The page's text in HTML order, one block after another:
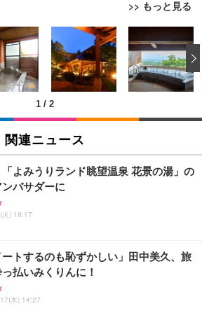
>> もっと見る
オフィスチェア 椅子 テレワーク 疲れな
げ式アームレスト コンパクト 約105度ロッ
pc 事務椅子 360度回転 座面昇降 強化ナイロ
ース 通気性メッシュ 在宅ワーク H-WY01
枠+黒足)
オフィスチェア／デスクチェア メッシ
人間工学 疲れない ブラック
オフィスチェア デスクチェア 疲れない テレ
ェア 強化バックレスト 30度ロッキング機
工学 椅子 腰サポート 90度跳ね上げ式アーム
チェア 通気性メッシュ ゲーミング/勉強/事
しゃれ パソコンチェア (ブラック)
フィスチェア デスクチェア 疲れない テレ
ェア 強化バックレスト 30度ロッキング機
学 椅子 腰サポート 90度跳ね上げ式アーム
ジネス向けプレミアムモニター | FlexScan
WT | 31.5型4K UHD・USB Type-C・ホワ
ネス向けプレミアムモニター | FlexScan
】27"ゲーミングモニター DualSense 充電
き（CFI-ZDM1J）
み品】Dell E2724HS 27インチ 液晶モニタ
（1920×1080）VA 非光沢 HDMI/DisplayP
スピーカー内蔵 高さ調整 スイベル VESA対
ベーシック ペットシーツ 薄型 レギュラー 1
て 無香料 ホワイト 300枚
ーシック ペットシーツ 厚型 ワイド 42枚
枚) ホワイト(吸収面:ライトブルー)
ーライフ ネオ・オムツ L 中型犬用 26枚入
スマートベーシック) 【Amazon.co.jp
Basic アイリスオーヤマ ペットシーツ
徳用 ワイド 100枚入 (x 1) (ケース販売)
1 / 2
関連ニュース
よみうりランド眺望温泉 花景の湯」の
バサダーに
) 19:17
ートするのも恥ずかしい」田中美久、旅
払いみくりんに！
木) 14:27